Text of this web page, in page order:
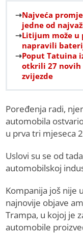
Najveća
jedne od
Litijum može u
napravili
Poput Tatuina
otkrili 27 novih
zvijezde
Poređenja radi,
automobila
u prva tri mjeseca
Uslovi su se od
automobilskoj
Kompanija još nije
najnovije objave
Trampa, u kojoj je
automobile